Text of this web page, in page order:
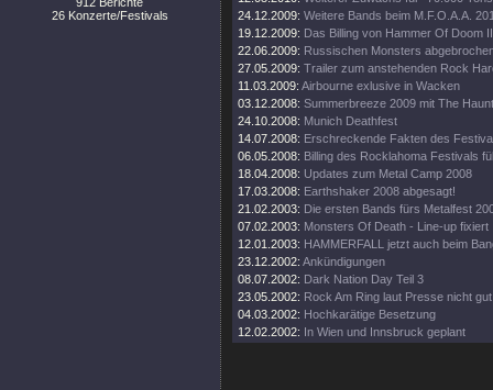
26 Konzerte/Festivals
24.12.2009: Weitere Bands beim M.F.O.A.A.
19.12.2009: Das Billing von Hammer Of Doom
22.06.2009: Russischen Monsters
27.05.2009: Trailer zum anstehenden Rock
11.03.2009: Airbourne exlusive in Wacken
03.12.2008: Summerbreeze 2009 mit The
24.10.2008: Munich Deathfest
14.07.2008: Erschreckende Fakten des
06.05.2008: Billing des Rocklahoma Festivals
18.04.2008: Updates zum Metal Camp 2008
17.03.2008: Earthshaker 2008 abgesagt!
21.02.2003: Die ersten Bands fürs Metalfest
07.02.2003: Monsters Of Death - Line-up fixiert
12.01.2003: HAMMERFALL jetzt auch beim
23.12.2002: Ankündigungen
08.07.2002: Dark Nation Day Teil 3
23.05.2002: Rock Am Ring laut Presse nicht
04.03.2002: Hochkarätige Besetzung
12.02.2002: In Wien und Innsbruck geplant